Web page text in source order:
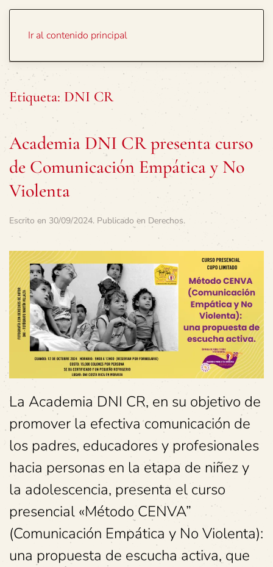
Ir al contenido principal
Etiqueta: DNI CR
Academia DNI CR presenta curso
de Comunicación Empática y No
Violenta
Escrito en 30/09/2024. Publicado en Derechos.
La Academia DNI CR, en su objetivo de
promover la efectiva comunicación de
los padres, educadores y profesionales
hacia personas en la etapa de niñez y
la adolescencia, presenta el curso
presencial «Método CENVA”
(Comunicación Empática y No Violenta):
una propuesta de escucha activa, que